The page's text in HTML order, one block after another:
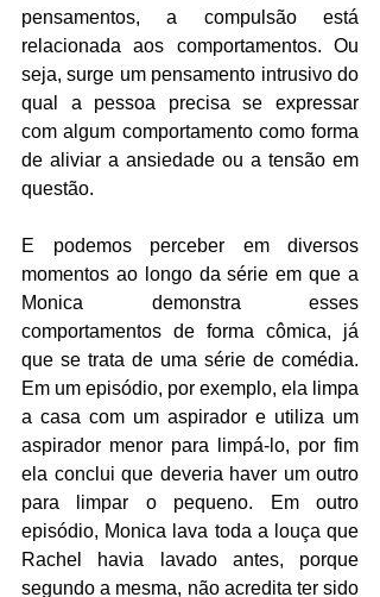
pensamentos, a compulsão está
relacionada aos comportamentos. Ou
seja, surge um pensamento intrusivo do
qual a pessoa precisa se expressar
com algum comportamento como forma
de aliviar a ansiedade ou a tensão em
questão.
E podemos perceber em diversos
momentos ao longo da série em que a
Monica demonstra esses
comportamentos de forma cômica, já
que se trata de uma série de comédia.
Em um episódio, por exemplo, ela limpa
a casa com um aspirador e utiliza um
aspirador menor para limpá-lo, por fim
ela conclui que deveria haver um outro
para limpar o pequeno. Em outro
episódio, Monica lava toda a louça que
Rachel havia lavado antes, porque
segundo a mesma, não acredita ter sido